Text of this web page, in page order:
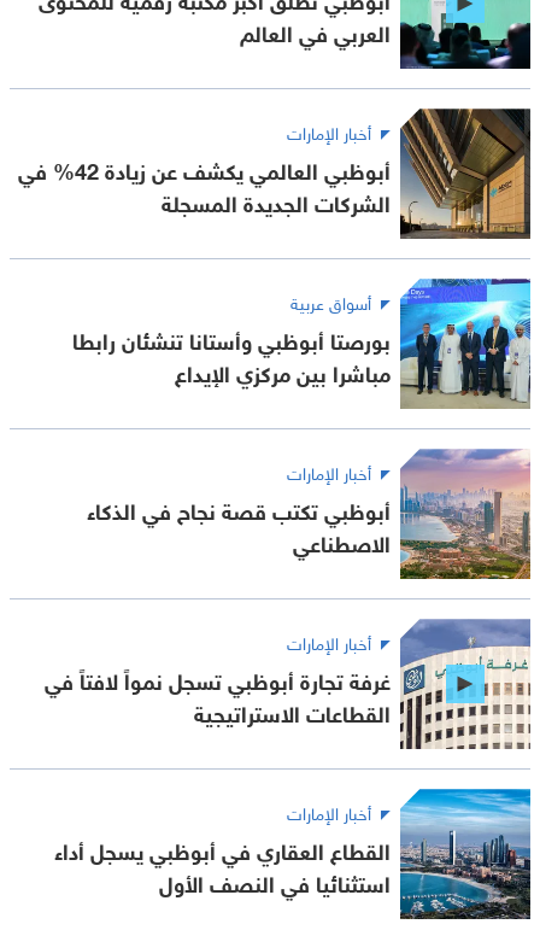
العربي في العالم
أخبار الإمارات
أبوظبي العالمي يكشف عن زيادة 42% في
الشركات الجديدة المسجلة
أسواق عربية
بورصتا أبوظبي وأستانا تنشئان رابطا
مباشرا بين مركزي الإيداع
أخبار الإمارات
أبوظبي تكتب قصة نجاح في الذكاء
الاصطناعي
أخبار الإمارات
غرفة تجارة أبوظبي تسجل نمواً لافتاً في
القطاعات الاستراتيجية
أخبار الإمارات
القطاع العقاري في أبوظبي يسجل أداء
استثنائيا في النصف الأول